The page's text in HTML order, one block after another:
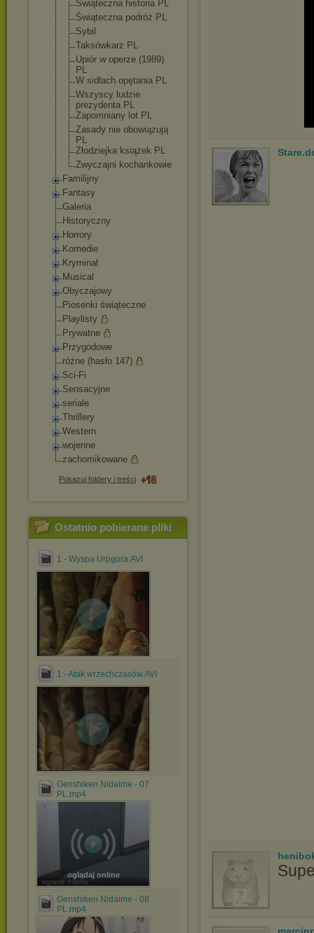
Świąteczna historia PL
Świąteczna podróż PL
Sybil
Taksówkarz PL
Upiór w operze (1989)
PL
W sidłach opętania PL
Wszyscy ludzie
prezydenta PL
Zapomniany lot PL
Zasady nie obowiązują
PL
Złodziejka książek PL
Zwyczajni kochankowie
Familijny
Fantasy
Galeria
Historyczny
Horrory
Komedie
Kryminał
Musical
Obyczajowy
Piosenki świąteczne
Playlisty
Prywatne
Przygodowe
różne (hasło 147)
Sci-Fi
Sensacyjne
seriale
Thrillery
Western
wojenne
zachomikowane
Pokazuj foldery i treści
Ostatnio pobierane pliki
1 - Wyspa Urpgora.AVI
1 - Atak wrzechczasów.AVI
Genshiken Nidaime - 07
PL.mp4
oglądaj online
wgrane napisy
Genshiken Nidaime - 08
PL.mp4